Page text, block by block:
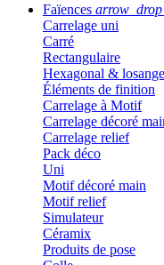
Faïences
Carrelage uni
Carré
Rectangulaire
Hexagonal & losange
Éléments de finition
Carrelage à Motif
Carrelage décoré
Carrelage relief
Pack déco
Uni
Motif décoré main
Motif relief
Simulateur
Céramix
Produits de pose